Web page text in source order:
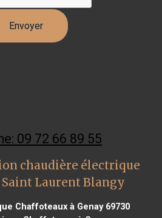
09 72 66 89 55
chaudière électrique
Laurent Blangy
Chaffoteaux à Genay 69730